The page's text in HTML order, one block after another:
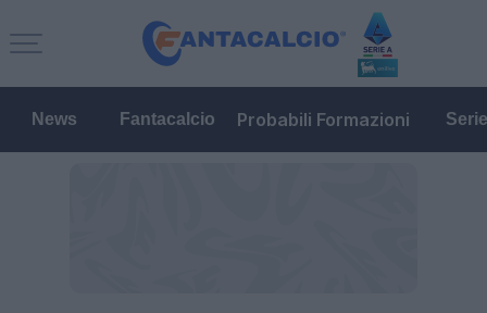
News Fantacalcio Probabili Formazioni